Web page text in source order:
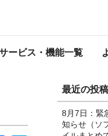
ービス・機能一覧
最近の投稿
8月7日：緊
知らせ（ソ